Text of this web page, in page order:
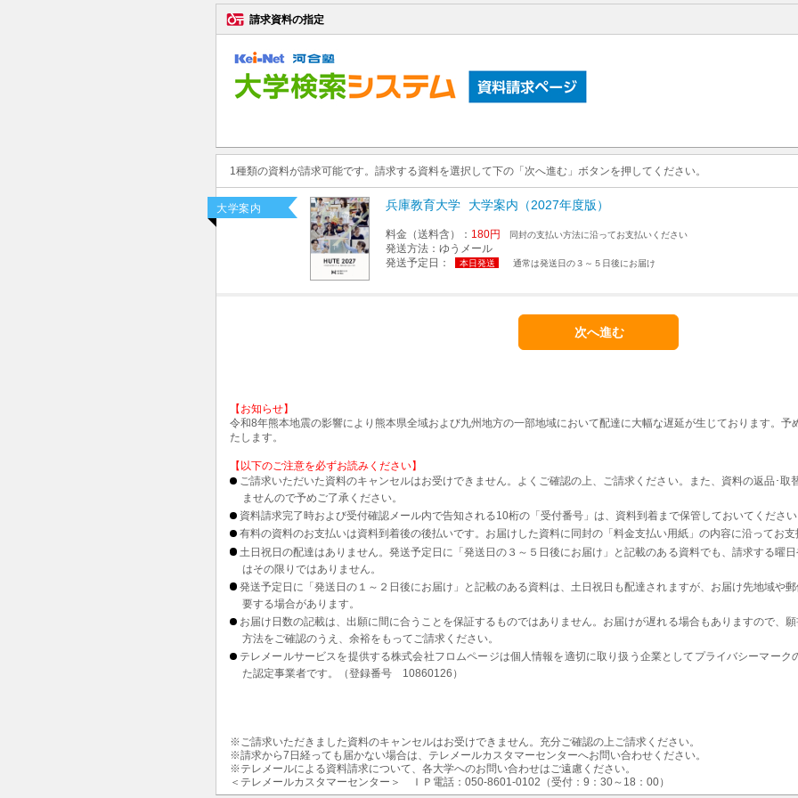
請求資料の指定
1種類の資料が請求可能です。請求する資料を選択して下の「次へ進む」ボタンを押してください。
大学案内 兵庫教育大学 大学案内（2027年度版）
料金（送料含）： 180円 同封の支払い方法に沿ってお支払いください
発送方法： ゆうメール
発送予定日：
本日発送 通常は発送日の３～５日後にお届け
【お知らせ】
令和8年熊本地震の影響により熊本県全域および九州地方の一部地域において配達に大幅な遅延が生じております。予
たします。
【以下のご注意を必ずお読みください】
ご請求いただいた資料のキャンセルはお受けできません。よくご確認の上、ご請求ください。また、資料の返品･取
ませんので予めご了承ください。
資料請求完了時および受付確認メール内で告知される10桁の「受付番号」は、資料到着まで保管しておいてくださ
有料の資料のお支払いは資料到着後の後払いです。お届けした資料に同封の「料金支払い用紙」の内容に沿ってお
土日祝日の配達はありません。発送予定日に「発送日の３～５日後にお届け」と記載のある資料でも、請求する曜
はその限りではありません。
発送予定日に「発送日の１～２日後にお届け」と記載のある資料は、土日祝日も配達されますが、お届け先地域や
要する場合があります。
お届け日数の記載は、出願に間に合うことを保証するものではありません。お届けが遅れる場合もありますので、
方法をご確認のうえ、余裕をもってご請求ください。
テレメールサービスを提供する株式会社フロムページは個人情報を適切に取り扱う企業としてプライバシーマーク
た認定事業者です。（登録番号 10860126）
※ご請求いただきました資料のキャンセルはお受けできません。充分ご確認の上ご請求ください。
※請求から7日経っても届かない場合は、テレメールカスタマーセンターへお問い合わせください。
※テレメールによる資料請求について、各大学へのお問い合わせはご遠慮ください。
＜テレメールカスタマーセンター＞ ＩＰ電話：050-8601-0102（受付：9：30～18：00）